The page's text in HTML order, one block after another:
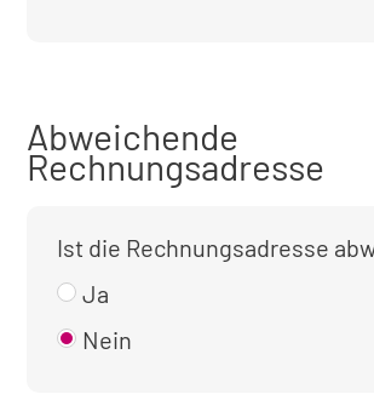
Abweichende
Rechnungsadresse
Ist die Rechnungsadresse
Ja
Nein